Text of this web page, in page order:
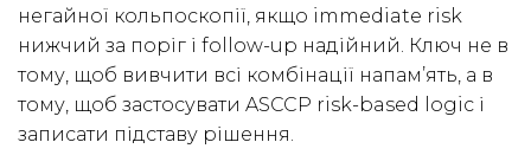
негайної кольпоскопії, якщо immediate risk
нижчий за поріг і follow-up надійний. Ключ не в
тому, щоб вивчити всі комбінації напам’ять, а в
тому, щоб застосувати ASCCP risk-based logic і
записати підставу рішення.